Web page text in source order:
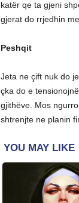
katër qe ta gjeni
gjerat do rrjedhin
Peshqit
Jeta ne çift nuk do
çka do e
gjithëve. Mos
shtrenjte ne planin